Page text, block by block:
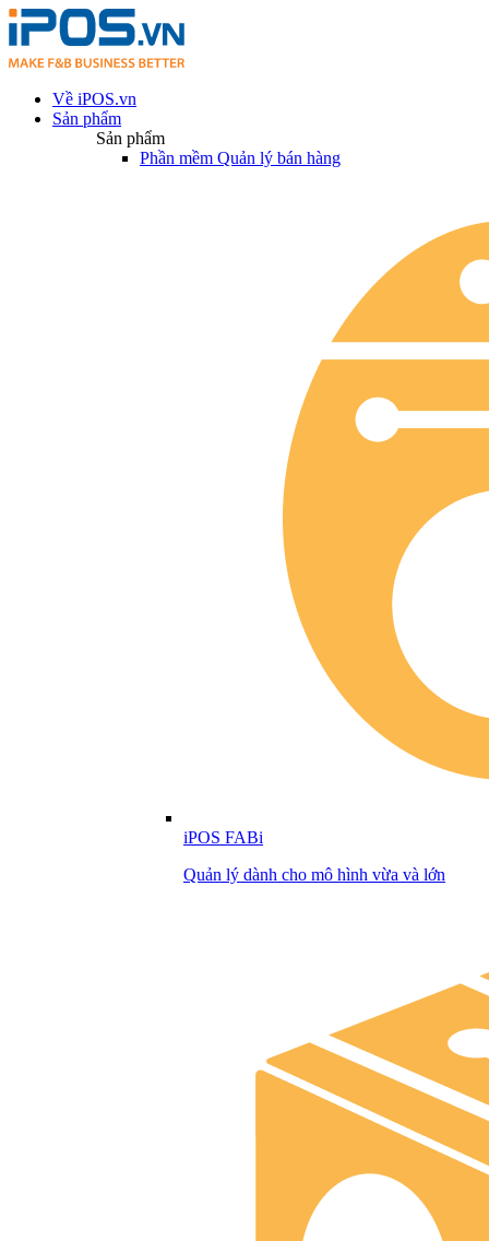
Về iPOS.vn
Sản phẩm
Sản phẩm
Phần mềm Quản lý bán hàng
iPOS FABi
Quản lý dành cho mô hình vừa và lớn